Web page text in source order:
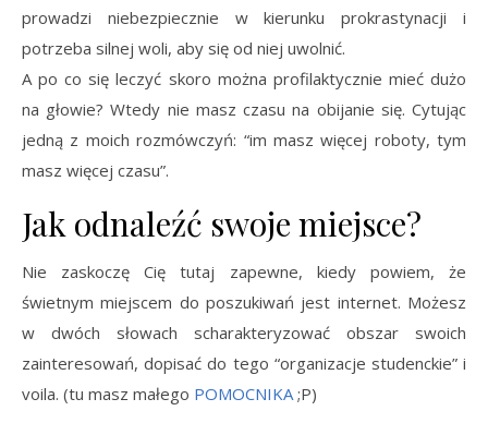
prowadzi niebezpiecznie w kierunku prokrastynacji i
potrzeba silnej woli, aby się od niej uwolnić.
A po co się leczyć skoro można profilaktycznie mieć dużo
na głowie? Wtedy nie masz czasu na obijanie się. Cytując
jedną z moich rozmówczyń: “im masz więcej roboty, tym
masz więcej czasu”.
Jak odnaleźć swoje miejsce?
Nie zaskoczę Cię tutaj zapewne, kiedy powiem, że
świetnym miejscem do poszukiwań jest internet. Możesz
w dwóch słowach scharakteryzować obszar swoich
zainteresowań, dopisać do tego “organizacje studenckie” i
voila. (tu masz małego POMOCNIKA;P)